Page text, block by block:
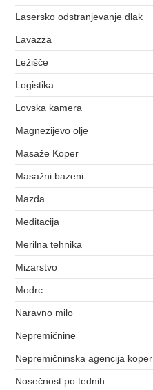
Lasersko odstranjevanje dlak
Lavazza
Ležišče
Logistika
Lovska kamera
Magnezijevo olje
Masaže Koper
Masažni bazeni
Mazda
Meditacija
Merilna tehnika
Mizarstvo
Modrc
Naravno milo
Nepremičnine
Nepremičninska agencija koper
Nosečnost po tednih